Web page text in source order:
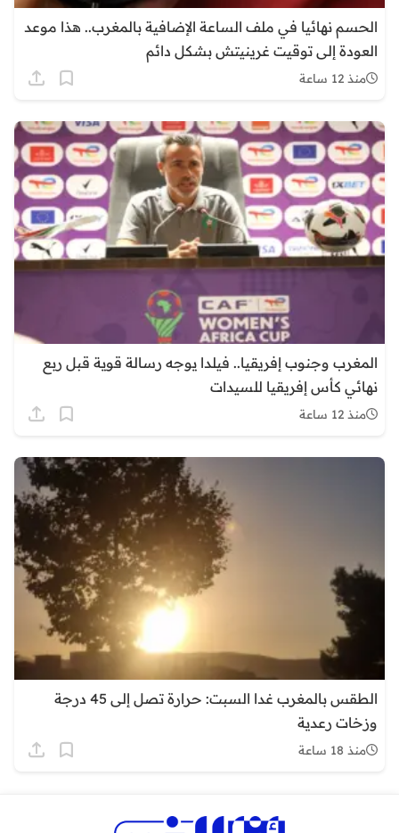
الحسم نهائيا في ملف الساعة الإضافية بالمغرب.. هذا موعد
العودة إلى توقيت غرينيتش بشكل دائم
منذ 12 ساعة
المغرب وجنوب إفريقيا.. فيلدا يوجه رسالة قوية قبل ربع
نهائي كأس إفريقيا للسيدات
منذ 12 ساعة
الطقس بالمغرب غدا السبت: حرارة تصل إلى 45 درجة
وزخات رعدية
منذ 18 ساعة